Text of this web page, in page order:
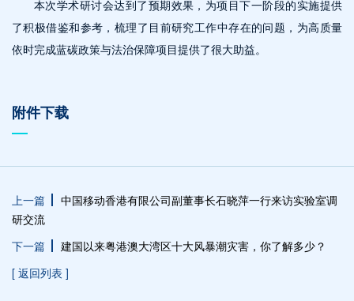
本次学术研讨会达到了预期效果，为项目下一阶段的实施提供
了积极借鉴和参考，梳理了目前研究工作中存在的问题，为高质量
依时完成蓝碳政策与法治保障项目提供了很大助益。
附件下载
上一篇
中国移动香港有限公司副董事长石晓萍一行来访实验室调
研交流
下一篇
建国以来粤港澳大湾区十大风暴潮灾害，你了解多少？
[ 返回列表 ]